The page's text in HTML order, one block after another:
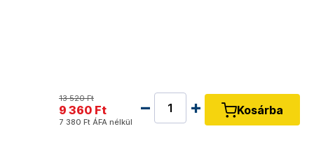
13 520 Ft
9 360 Ft
7 380 Ft ÁFA nélkül
Kosárba